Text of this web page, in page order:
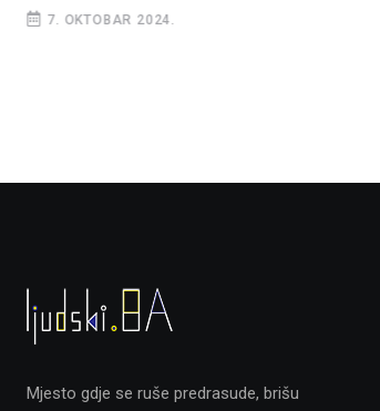
7. OKTOBAR 2024.
Mjesto gdje se ruše predrasude, brišu